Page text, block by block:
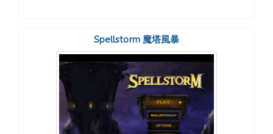
Spellstorm 魔塔風暴